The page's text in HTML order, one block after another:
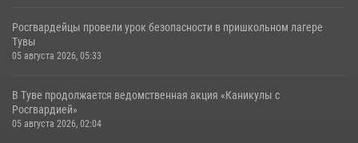
Росгвардейцы провели урок безопасности в пришкольном лагере
Тувы
05 августа 2026, 05:33
В Туве продолжается ведомственная акция «Каникулы с
Росгвардией»
05 августа 2026, 02:04